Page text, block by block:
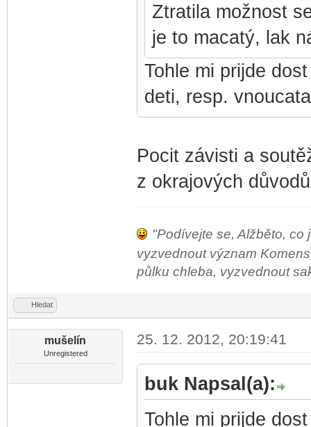
Ztratila možnost
je to macatý, lak
Tohle mi prijde
deti, resp.
Pocit závisti a
z okrajových
"Podívejte se, Alžběto, co
vyzvednout význam
půlku chleba, vyzvednout
Hledat
mušelín
Unregistered
25. 12. 2012, 20:19:41
buk Napsal(a):
Tohle mi prijde